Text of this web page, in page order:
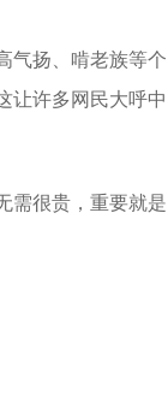
气扬、啃老族等个
让许多网民大呼中
需很贵，重要就是